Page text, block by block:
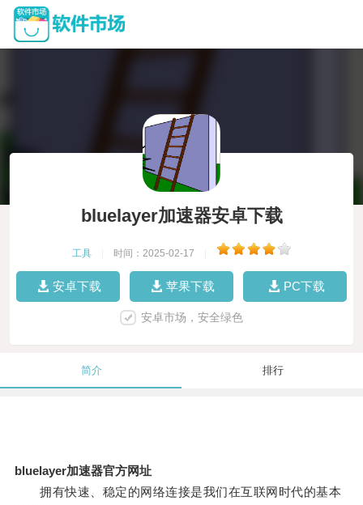
bluelayer加速器安卓下载
工具 时间：2025-02-17
安卓下载 苹果下载 PC下载
安卓市场，安全绿色
简介 排行
bluelayer加速器官方网址
拥有快速、稳定的网络连接是我们在互联网时代的基本